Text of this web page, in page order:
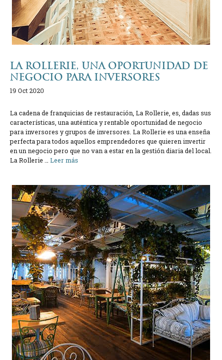
LA ROLLERIE, UNA OPORTUNIDAD DE
NEGOCIO PARA INVERSORES
19 Oct 2020
La cadena de franquicias de restauración, La Rollerie, es, dadas sus
características, una auténtica y rentable oportunidad de negocio
para inversores y grupos de inversores. La Rollerie es una enseña
perfecta para todos aquellos emprendedores que quieren invertir
en un negocio pero que no van a estar en la gestión diaria del local.
La Rollerie … Leer más